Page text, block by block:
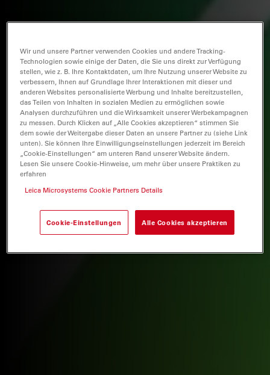
Wir und unsere Partner verwenden Cookies und andere Tracking-
Technologien sowie einige der Daten, die Sie uns direkt zur Verfügung
stellen, wie z. B. Ihre Kontaktdaten, um Ihre Nutzung unserer Website zu
verbessern, Ihnen auf Grundlage Ihrer Interaktionen mit dieser und
anderen Websites personalisierte Werbung und Inhalte bereitzustellen,
das Teilen von Inhalten in sozialen Medien zu ermöglichen sowie
Analysen durchzuführen und die Wirksamkeit unserer Werbekampagnen
zu messen. Durch Klicken auf „Alle Cookies akzeptieren“ stimmen Sie
dem sowie der Weitergabe dieser Daten an unsere Partner zu (siehe Link
unten). Sie können Ihre Einwilligungseinstellungen jederzeit im Bereich
„Cookie-Einstellungen“ am unteren Rand unserer Website ändern.
Lesen Sie unsere Cookie-Hinweise, um mehr über unsere Praktiken zu
erfahren
Leica Microsystems Cookie Partners Details
Cookie-Einstellungen Alle Cookies akzeptieren